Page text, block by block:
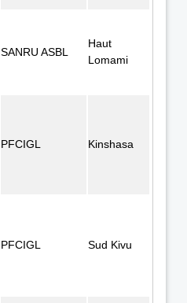
SANRU ASBL
Haut
Lomami
PFCIGL Kinshasa
PFCIGL Sud Kivu